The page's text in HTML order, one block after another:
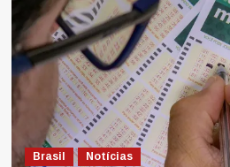
Brasil Notícias